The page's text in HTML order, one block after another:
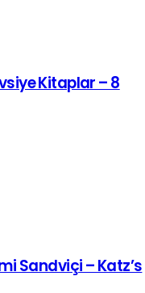
Kitaplar – 8
Sandviçi – Katz’s